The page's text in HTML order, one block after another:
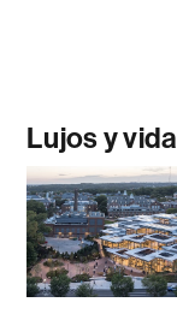
Lujos y